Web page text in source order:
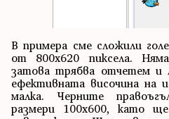
В примера сме сложили
от 800х620 пиксела.
затова трябва отчетем и
ефективната височина на
малка. Черните
размери 100х600, като